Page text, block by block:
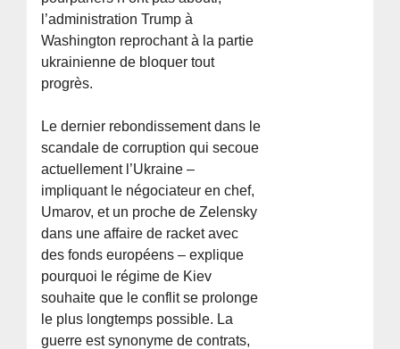
l’administration Trump à
Washington reprochant à la partie
ukrainienne de bloquer tout
progrès.
Le dernier rebondissement dans le
scandale de corruption qui secoue
actuellement l’Ukraine –
impliquant le négociateur en chef,
Umarov, et un proche de Zelensky
dans une affaire de racket avec
des fonds européens – explique
pourquoi le régime de Kiev
souhaite que le conflit se prolonge
le plus longtemps possible. La
guerre est synonyme de contrats,